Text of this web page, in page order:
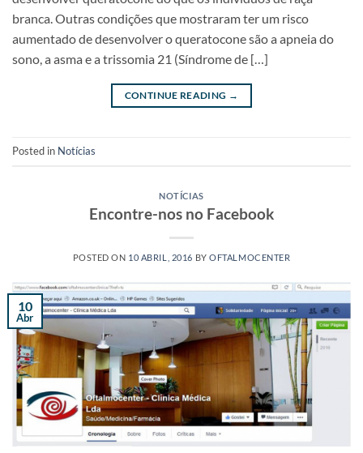
branca. Outras condições que mostraram ter um risco
aumentado de desenvolver o queratocone são a apneia do
sono, a asma e a trissomia 21 (Síndrome de […]
CONTINUE READING →
Posted in Notícias
NOTÍCIAS
Encontre-nos no Facebook
POSTED ON 10 ABRIL, 2016 BYOFTALMOCENTER
10
Abr